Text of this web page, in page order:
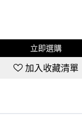
立即選購
加入收藏清單